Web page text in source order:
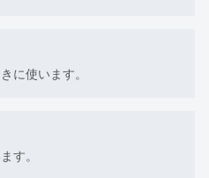
に使います。
す。